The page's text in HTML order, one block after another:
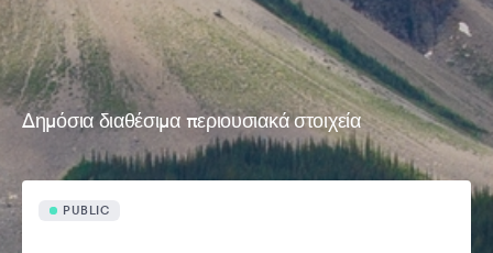
Δημόσια διαθέσιμα περιουσιακά στοιχεία
PUBLIC